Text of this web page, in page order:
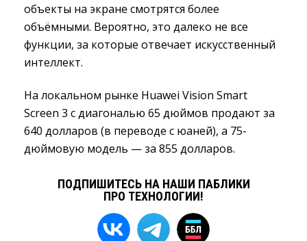
объекты на экране смотрятся более
объёмными. Вероятно, это далеко не все
функции, за которые отвечает искусственный
интеллект.
На локальном рынке Huawei Vision Smart
Screen 3 с диагональю 65 дюймов продают за
640 долларов (в переводе с юаней), а 75-
дюймовую модель — за 855 долларов.
ПОДПИШИТЕСЬ НА НАШИ ПАБЛИКИ
ПРО ТЕХНОЛОГИИ!